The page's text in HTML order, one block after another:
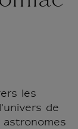
les
de
astronomes